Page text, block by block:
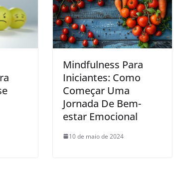
Mindfulness Para
Iniciantes: Como
Começar Uma
Jornada De Bem-
estar Emocional
10 de maio de 2024